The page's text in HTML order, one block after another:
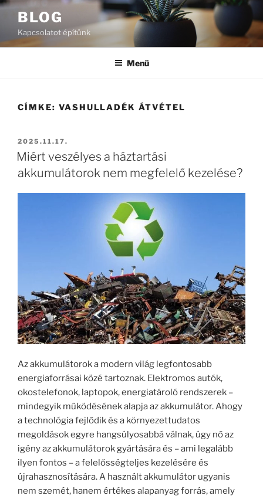
Tartalomhoz
BLOG
Kapcsolatot építünk
Menü
CÍMKE: VASHULLADÉK ÁTVÉTEL
BEKÜLDVE:
2025.11.17.
Miért veszélyes a háztartási
akkumulátorok nem megfelelő kezelése?
Az akkumulátorok a modern világ legfontosabb
energiaforrásai közé tartoznak. Elektromos autók,
okostelefonok, laptopok, energiatároló rendszerek –
mindegyik működésének alapja az akkumulátor. Ahogy
a technológia fejlődik és a környezettudatos
megoldások egyre hangsúlyosabbá válnak, úgy nő az
igény az akkumulátorok gyártására és – ami legalább
ilyen fontos – a felelősségteljes kezelésére és
újrahasznosítására. A használt akkumulátor ugyanis
nem szemét, hanem értékes alapanyag forrás, amely